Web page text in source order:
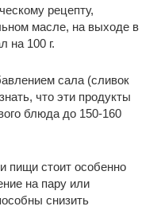
рецепту,
масле, на выходе в
на 100 г.
сала (сливок
что эти продукты
блюда до 150-160
пищи стоит особенно
на пару или
снизить